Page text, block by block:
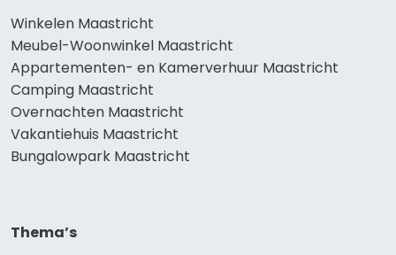
Winkelen Maastricht
Meubel-Woonwinkel Maastricht
Appartementen- en Kamerverhuur Maastricht
Camping Maastricht
Overnachten Maastricht
Vakantiehuis Maastricht
Bungalowpark Maastricht
Thema’s